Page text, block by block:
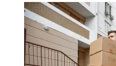
Tehertaxi 0-24